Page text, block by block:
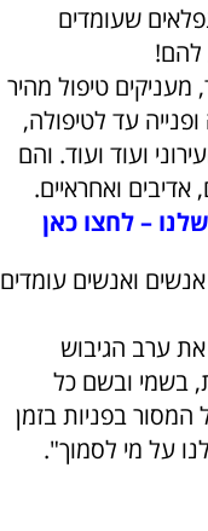
שעומדים
להם!
טיפול מהיר
ופנייה עד לטיפולה,
ועוד ועוד. והם
ואחראיים.
– לחצו כאן
את ערב הגיבוש
בשמי ובשם כל
המסור בפניות בזמן
על מי לסמוך".